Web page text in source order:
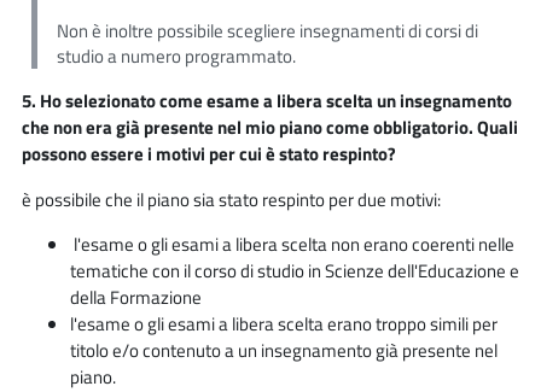
Non è inoltre possibile scegliere insegnamenti di corsi di
studio a numero programmato.
5. Ho selezionato come esame a libera scelta un insegnamento
che non era già presente nel mio piano come obbligatorio. Quali
possono essere i motivi per cui è stato respinto?
è possibile che il piano sia stato respinto per due motivi:
l'esame o gli esami a libera scelta non erano coerenti nelle
tematiche con il corso di studio in Scienze dell'Educazione e
della Formazione
l'esame o gli esami a libera scelta erano troppo simili per
titolo e/o contenuto a un insegnamento già presente nel
piano.